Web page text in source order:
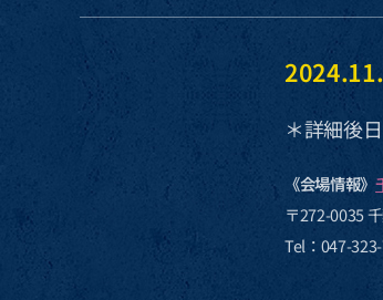
＊詳細後日
《会場情報》
〒272-0035
Tel：047-